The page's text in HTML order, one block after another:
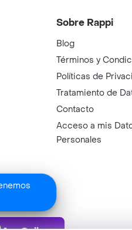
Sobre Rappi
Blog
Términos y
Políticas de
Tratamiento de
Contacto
Acceso a mis
Personales
AppGallery